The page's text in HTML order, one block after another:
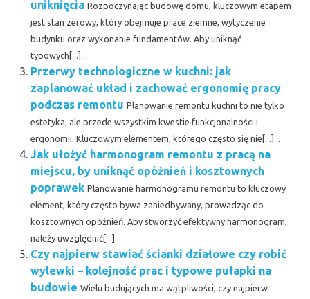
uniknięcia Rozpoczynając budowę domu, kluczowym etapem
jest stan zerowy, który obejmuje prace ziemne, wytyczenie
budynku oraz wykonanie fundamentów. Aby uniknąć
typowych[...]...
Przerwy technologiczne w kuchni: jak
zaplanować układ i zachować ergonomię pracy
podczas remontu Planowanie remontu kuchni to nie tylko
estetyka, ale przede wszystkim kwestie funkcjonalności i
ergonomii. Kluczowym elementem, którego często się nie[...]...
Jak ułożyć harmonogram remontu z pracą na
miejscu, by uniknąć opóźnień i kosztownych
poprawek Planowanie harmonogramu remontu to kluczowy
element, który często bywa zaniedbywany, prowadząc do
kosztownych opóźnień. Aby stworzyć efektywny harmonogram,
należy uwzględnić[...]...
Czy najpierw stawiać ścianki działowe czy robić
wylewki – kolejność prac i typowe pułapki na
budowie Wielu budujących ma wątpliwości, czy najpierw